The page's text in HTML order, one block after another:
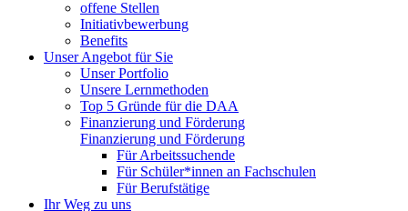
offene Stellen
Initiativbewerbung
Benefits
Unser Angebot für Sie
Unser Portfolio
Unsere Lernmethoden
Top 5 Gründe für die DAA
Finanzierung und Förderung
Finanzierung und Förderung
Für Arbeitssuchende
Für Schüler*innen an Fachschulen
Für Berufstätige
Ihr Weg zu uns